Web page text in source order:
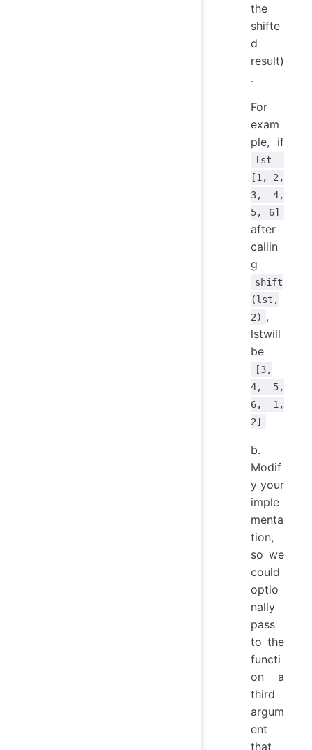
the
shifte
d
result)
.
For
exam
ple, if
lst =
[1, 2,
3, 4,
5, 6]
after
callin
g
shift
(lst,
2) ,
lstwill
be
[3,
4, 5,
6, 1,
2]
b.
Modif
y your
imple
menta
tion,
so we
could
optio
nally
pass
to the
functi
on a
third
argum
ent
that